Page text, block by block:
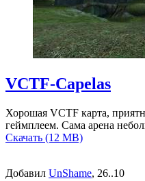
VCTF-Capelas
Хорошая VCTF карта,
геймплеем. Сама арена
Скачать (12 MB)
Добавил UnShame, 26..10